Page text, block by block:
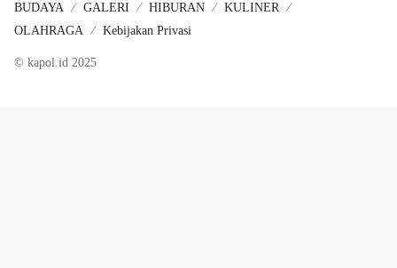
BUDAYA GALERI HIBURAN
KULINER
OLAHRAGA
Kebijakan Privasi
© kapol.id 2025